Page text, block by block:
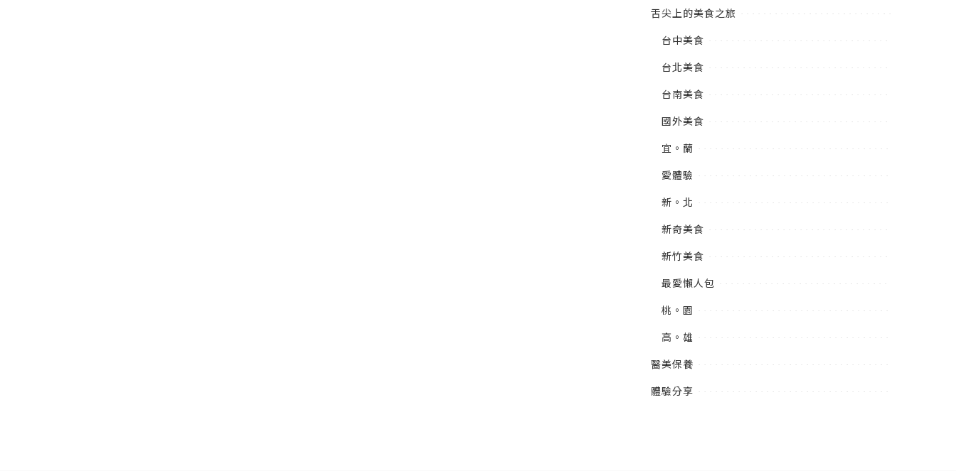
舌尖上的美食之旅
台中美食
台北美食
台南美食
國外美食
宜。蘭
愛體驗
新。北
新奇美食
新竹美食
最愛懶人包
桃。園
高。雄
醫美保養
體驗分享